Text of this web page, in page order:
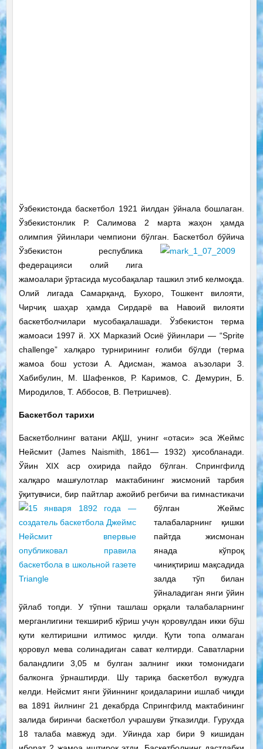
Ўзбекистонда баскетбол 1921 йилдан ўйнала бошлаган.
Ўзбекистонлик Р. Салимова 2 марта жаҳон ҳамда
олимпия ўйинлари чемпиони бўлган. Баскетбол бўйича
Ўзбекистон республика
федерацияси олий лига
жамоалари ўртасида мусобақалар ташкил этиб келмоқда.
Олий лигада Самарқанд, Бухоро, Тошкент вилояти,
Чирчиқ шаҳар ҳамда Сирдарё ва Навоий вилояти
баскетболчилари мусобақалашади. Ўзбекистон терма
жамоаси 1997 й. XX Марказий Осиё ўйинлари — “Sprite
challenge” халқаро турнирининг ғолиби бўлди (терма
жамоа бош устози А. Адисман, жамоа аъзолари 3.
Хабибулин, М. Шафенков, Р. Каримов, С. Демурин, Б.
Миродилов, Т. Аббосов, В. Петришчев).
Баскетбол тарихи
Баскетболнинг ватани АҚШ, унинг «отаси» эса Жеймс
Нейсмит (James Naismith, 1861— 1932) ҳисобланади.
Ўйин XIX аср охирида пайдо бўлган. Спрингфилд
халқаро машғулотлар мактабининг жисмоний тарбия
ўқитувчиси, бир пайтлар ажойиб регбичи ва гимнастикачи
бўлган Жеймс
талабаларнинг қишки
пайтда жисмонан
янада кўпроқ
чиниқтириш мақсадида
залда тўп билан
ўйналадиган янги ўйин
ўйлаб топди. У тўпни ташлаш орқали талабаларнинг
мерганлигини текшириб кўриш учун қоровулдан икки бўш
қути келтиришни илтимос қилди. Қути топа олмаган
қоровул мева солинадиган сават келтирди. Саватларни
баландлиги 3,05 м булган залнинг икки томонидаги
балконга ўрнаштирди. Шу тариқа баскетбол вужудга
келди. Нейсмит янги ўйиннинг қоидаларини ишлаб чиқди
ва 1891 йилнинг 21 декабрда Спрингфилд мактабининг
залида биринчи баскетбол учрашуви ўтказилди. Гурухда
18 талаба мавжуд эди. Уйинда хар бири 9 кишидан